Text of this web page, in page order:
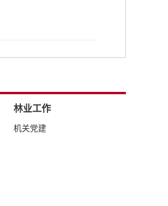
林业工作
机关党建